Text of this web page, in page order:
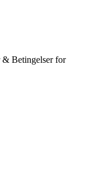
& Betingelser for